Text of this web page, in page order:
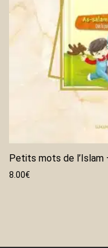
Petits mots de l’Islam
8.00€